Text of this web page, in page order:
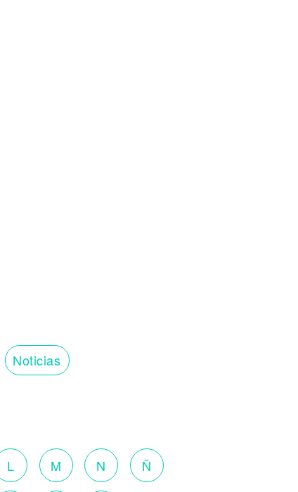
Noticias
L M N Ñ